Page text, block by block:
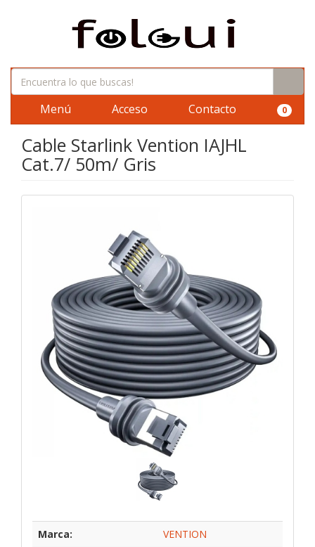
Menú Acceso Contacto 0
Cable Starlink Vention IAJHL
Cat.7/ 50m/ Gris
Marca:
VENTION